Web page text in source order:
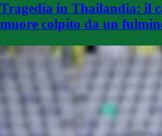
Tragedia in Thailandia: il
muore colpito da un